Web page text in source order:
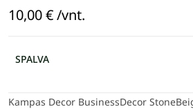
10,00€/vnt.
SPALVA
Kampas Decor BusinessDecor